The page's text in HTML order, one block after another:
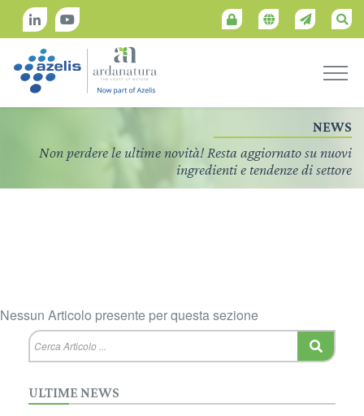
NEWS
Non perdere le ultime novità! Resta aggiornato su nuovi
ingredienti e tendenze di settore
Nessun Articolo presente per questa sezione
ULTIME NEWS